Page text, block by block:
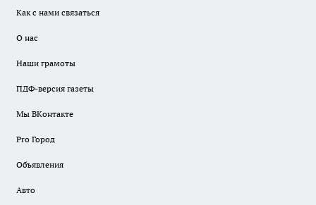
Как с нами связаться
О нас
Наши грамоты
ПДФ-версия газеты
Мы ВКонтакте
Pro Город
Объявления
Авто